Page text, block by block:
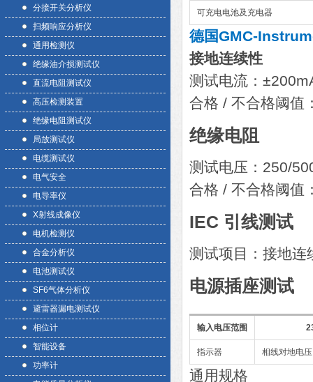
分接开关分析仪
扫频响应分析仪
通用检测仪
绝缘油介损测试仪
直流电阻测试仪
高压检测装置
绝缘电阻测试仪
局放测试仪
电缆测试仪
电气安全
电导率仪
X射线成像仪
电机检测仪
合金分析仪
电池测试仪
SF6气体分析仪
避雷器漏电测试仪
相位计
智能设备
功率计
可充电电池及充电器
德国GMC-
接地连续性
测试电流：
合格 / 不合格阈值
绝缘电阻
测试电压：250/
合格 / 不合格阈值
IEC 引线测试
测试项目：接地连
电源插座测试
输入电压范围
指示器 相线对地电
通用规格